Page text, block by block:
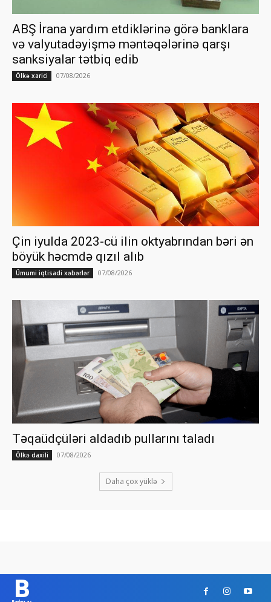
ABŞ İrana yardım etdiklərinə görə banklara
və valyutadəyişmə məntəqələrinə qarşı
sanksiyalar tətbiq edib
Ölkə xarici 07/08/2026
Çin iyulda 2023-cü ilin oktyabrından bəri ən
böyük həcmdə qızıl alıb
Ümumi iqtisadi xəbərlər 07/08/2026
Təqaüdçüləri aldadıb pullarını taladı
Ölkə daxili 07/08/2026
Daha çox yüklə
B